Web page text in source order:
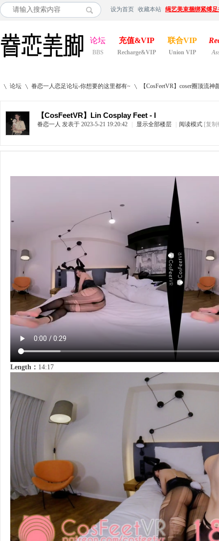
设为首页 收藏本站 绳艺美束捆绑紧缚
论坛
BBS
充值&VIP
Recharge&VIP
联合VIP
Union VIP
论坛
›
眷恋一人恋足论坛-你想要的这里都有~
›
【CosFeetVR】coser圈顶流
【CosFeetVR】Lin Cosplay Feet - I
眷恋一人 发表于 2023-5-21 19:20:42 显示全部楼层 阅读模式 [复
Length： 14:17